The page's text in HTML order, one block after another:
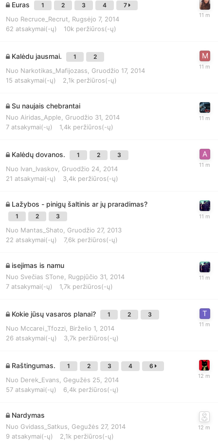
Euras 1 2 3 4 7
Nuo Recruce_Recrut
Rugsėjo 7, 2014
62 atsakymai(-ų) 10k peržiūros(-ų)
Kalėdu jausmai. 1 2
Nuo Narkotikas_Mafijozass
Gruodžio 17, 2014
15 atsakymai(-ų) 2,1k peržiūros(-ų)
Su naujais chebrantai
Nuo Airidas_Apple
Gruodžio 31, 2014
7 atsakymai(-ų) 1,4k peržiūros(-ų)
Kalėdų dovanos. 1 2 3
Nuo Ivan_Ivaskov Gruodžio 24, 2014
21 atsakymai(-ų) 3,4k peržiūros(-ų)
Lažybos - pinigų šaltinis ar jų praradimas?
1 2 3
Nuo Mantas_Shato
Gruodžio 27, 2013
22 atsakymai(-ų) 7,6k peržiūros(-ų)
isejimas is namu
Nuo Svečias STone
Rugpjūčio 31, 2014
7 atsakymai(-ų) 1,7k peržiūros(-ų)
Kokie jūsų vasaros planai? 1 2 3
Nuo Mccarei_Tfozzi
Birželio 1, 2014
26 atsakymai(-ų) 3,7k peržiūros(-ų)
Raštingumas. 1 2 3 4 6
Nuo Derek_Evans
Gegužės 25, 2014
57 atsakymai(-ų) 6,4k peržiūros(-ų)
Nardymas
Nuo Gvidass_Satkus
Gegužės 27, 2014
9 atsakymai(-ų) 2,1k peržiūros(-ų)